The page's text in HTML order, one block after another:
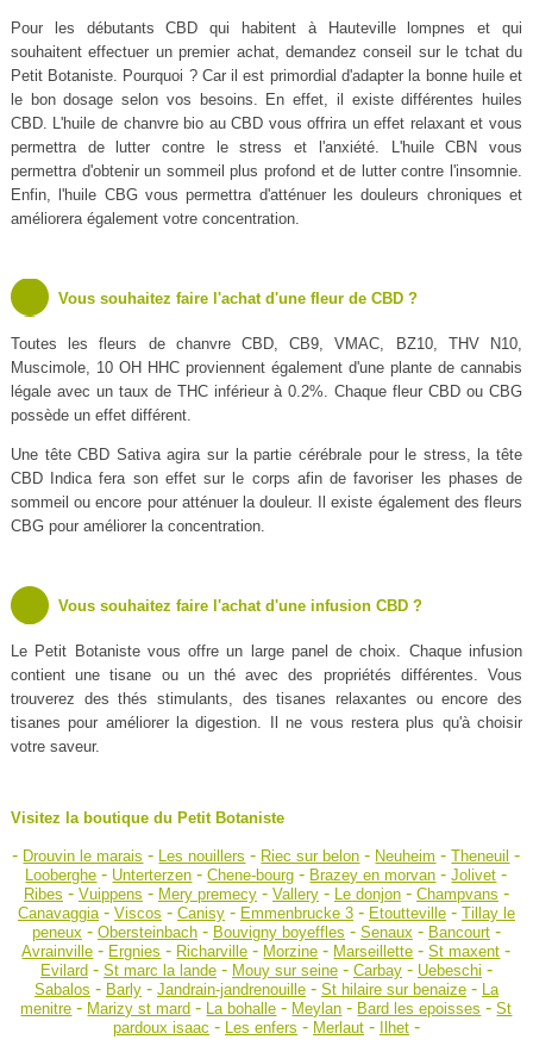
Pour les débutants CBD qui habitent à Hauteville lompnes et qui
souhaitent effectuer un premier achat, demandez conseil sur le tchat du
Petit Botaniste. Pourquoi ? Car il est primordial d'adapter la bonne huile et
le bon dosage selon vos besoins. En effet, il existe différentes huiles
CBD. L'huile de chanvre bio au CBD vous offrira un effet relaxant et vous
permettra de lutter contre le stress et l'anxiété. L'huile CBN vous
permettra d'obtenir un sommeil plus profond et de lutter contre l'insomnie.
Enfin, l'huile CBG vous permettra d'atténuer les douleurs chroniques et
améliorera également votre concentration.
Vous souhaitez faire l'achat d'une fleur de CBD ?
Toutes les fleurs de chanvre CBD, CB9, VMAC, BZ10, THV N10,
Muscimole, 10 OH HHC proviennent également d'une plante de cannabis
légale avec un taux de THC inférieur à 0.2%. Chaque fleur CBD ou CBG
possède un effet différent.
Une tête CBD Sativa agira sur la partie cérébrale pour le stress, la tête
CBD Indica fera son effet sur le corps afin de favoriser les phases de
sommeil ou encore pour atténuer la douleur. Il existe également des fleurs
CBG pour améliorer la concentration.
Vous souhaitez faire l'achat d'une infusion CBD ?
Le Petit Botaniste vous offre un large panel de choix. Chaque infusion
contient une tisane ou un thé avec des propriétés différentes. Vous
trouverez des thés stimulants, des tisanes relaxantes ou encore des
tisanes pour améliorer la digestion. Il ne vous restera plus qu'à choisir
votre saveur.
Visitez la boutique du Petit Botaniste
- Drouvin le marais - Les nouillers - Riec sur belon - Neuheim -Theneuil -
Looberghe - Unterterzen -Chene-bourg - Brazey en morvan -Jolivet -
Ribes - Vuippens - Mery premecy- Vallery- Le donjon- Champvans -
Canavaggia- Viscos - Canisy- Emmenbrucke 3- Etoutteville- Tillay le
peneux - Obersteinbach- Bouvigny boyeffles - Senaux - Bancourt-
Avrainville - Ergnies - Richarville - Morzine - Marseillette -St maxent -
Evilard- St marc la lande- Mouy sur seine- Carbay- Uebeschi -
Sabalos - Barly- Jandrain-jandrenouille- St hilaire sur benaize- La
menitre - Marizy st mard - La bohalle - Meylan - Bard les epoisses -St
pardoux isaac - Les enfers - Merlaut- Ilhet-